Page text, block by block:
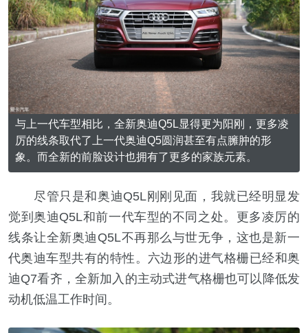
与上一代车型相比，全新奥迪Q5L显得更为阳刚，更多凌
厉的线条取代了上一代奥迪Q5圆润甚至有点臃肿的形
象。而全新的前脸设计也拥有了更多的家族元素。
尽管只是和奥迪Q5L刚刚见面，我就已经明显发
觉到奥迪Q5L和前一代车型的不同之处。更多凌厉的
线条让全新奥迪Q5L不再那么与世无争，这也是新一
代奥迪车型共有的特性。六边形的进气格栅已经和奥
迪Q7看齐，全新加入的主动式进气格栅也可以降低发
动机低温工作时间。